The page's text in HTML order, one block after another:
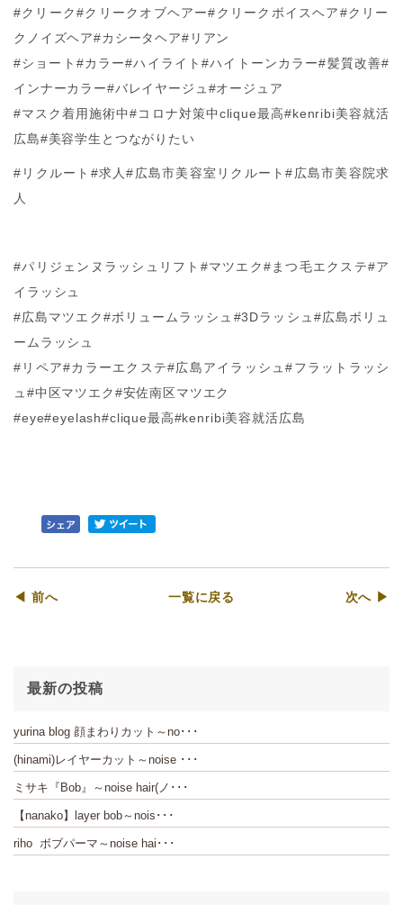
#クリーク#クリークオブヘアー#クリークボイスヘア#クリー
クノイズヘア#カシータヘア#リアン
#ショート#カラー#ハイライト#ハイトーンカラー#髪質改善#
インナーカラー#バレイヤージュ#オージュア
#マスク着用施術中#コロナ対策中clique最高#kenribi美容就活
広島#美容学生とつながりたい
#リクルート#求人#広島市美容室リクルート#広島市美容院求
人
#パリジェンヌラッシュリフト#マツエク#まつ毛エクステ#ア
イラッシュ
#広島マツエク#ボリュームラッシュ#3Dラッシュ#広島ボリュ
ームラッシュ
#リペア#カラーエクステ#広島アイラッシュ#フラットラッシ
ュ#中区マツエク#安佐南区マツエク
#eye#eyelash#clique最高#kenribi美容就活広島
◀ 前へ 一覧に戻る 次へ ▶
最新の投稿
yurina blog 顔まわりカット～no･･･
(hinami)レイヤーカット～noise ･･･
ミサキ『Bob』～noise hair(ノ･･･
【nanako】layer bob～nois･･･
riho ボブパーマ～noise hai･･･